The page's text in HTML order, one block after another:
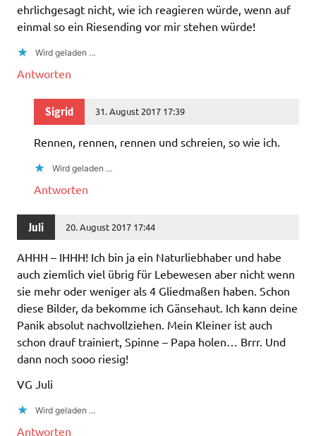
ehrlichgesagt nicht, wie ich reagieren würde, wenn auf
einmal so ein Riesending vor mir stehen würde!
Wird geladen …
Antworten
Sigrid 31. August 2017 17:39
Rennen, rennen, rennen und schreien, so wie ich.
Wird geladen …
Antworten
Juli 20. August 2017 17:44
AHHH – IHHH! Ich bin ja ein Naturliebhaber und habe
auch ziemlich viel übrig für Lebewesen aber nicht wenn
sie mehr oder weniger als 4 Gliedmaßen haben. Schon
diese Bilder, da bekomme ich Gänsehaut. Ich kann deine
Panik absolut nachvollziehen. Mein Kleiner ist auch
schon drauf trainiert, Spinne – Papa holen… Brrr. Und
dann noch sooo riesig!
VG Juli
Wird geladen …
Antworten